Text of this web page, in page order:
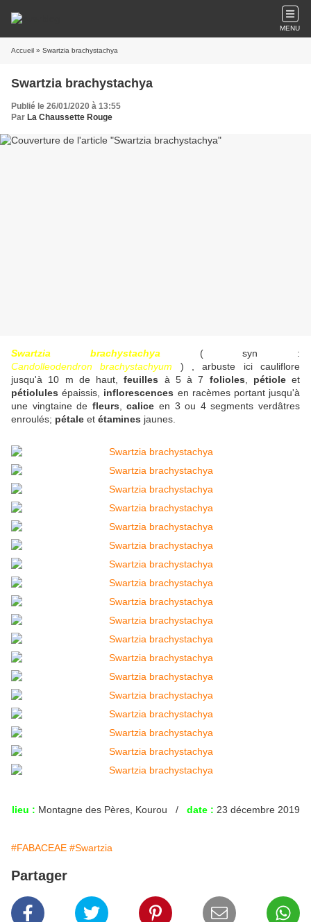
MENU
Accueil » Swartzia brachystachya
Swartzia brachystachya
Publié le 26/01/2020 à 13:55
Par La Chaussette Rouge
Swartzia brachystachya ( syn :
Candolleodendron brachystachyum ) , arbuste ici cauliflore
jusqu'à 10 m de haut,feuilles à 5 à 7 folioles pétiole et
pétiolules épaissis, inflorescences en racèmes portant jusqu'à
une vingtaine de fleurs ,caliceen 3 ou 4 segments verdâtres
enroulés; pétale et étamines jaunes.
lieu : Montagne des Pères, Kourou / date : 23 décembre 2019
#FABACEAE #Swartzia
Partager